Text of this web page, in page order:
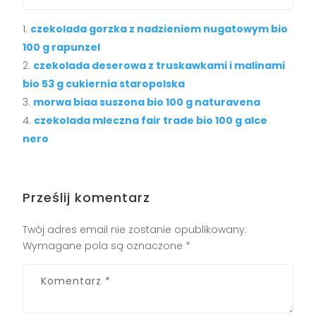
czekolada gorzka z nadzieniem nugatowym bio
100 g rapunzel
czekolada deserowa z truskawkami i malinami
bio 53 g cukiernia staropolska
morwa biaa suszona bio 100 g naturavena
czekolada mleczna fair trade bio 100 g alce
nero
Prześlij komentarz
Twój adres email nie zostanie opublikowany.
Wymagane pola są oznaczone *